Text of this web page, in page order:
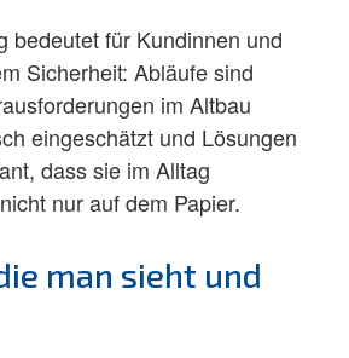
bedeutet für Kundinnen und
Sicherheit: Abläufe sind
im Altbau
eingeschätzt und Lösungen
dass sie im Alltag
nur auf dem Papier.​
man sieht und